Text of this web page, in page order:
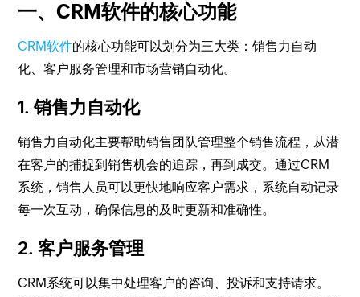
一、CRM软件的核心功能
CRM软件的核心功能可以划分为三大类：销售力自动
化、客户服务管理和市场营销自动化。
1. 销售力自动化
销售力自动化主要帮助销售团队管理整个销售流程，从潜
在客户的捕捉到销售机会的追踪，再到成交。通过CRM
系统，销售人员可以更快地响应客户需求，系统自动记录
每一次互动，确保信息的及时更新和准确性。
2. 客户服务管理
CRM系统可以集中处理客户的咨询、投诉和支持请求。